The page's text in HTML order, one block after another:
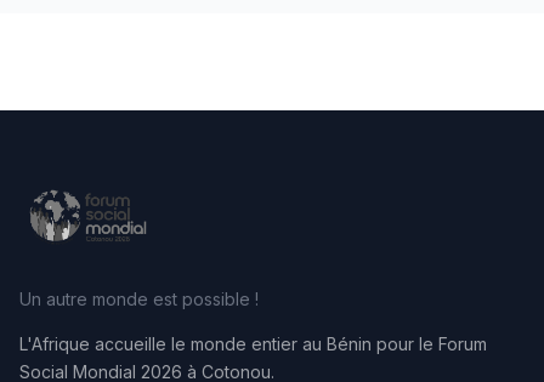
Un autre monde est possible !
L'Afrique accueille le monde entier au Bénin pour le Forum
Social Mondial 2026 à Cotonou.